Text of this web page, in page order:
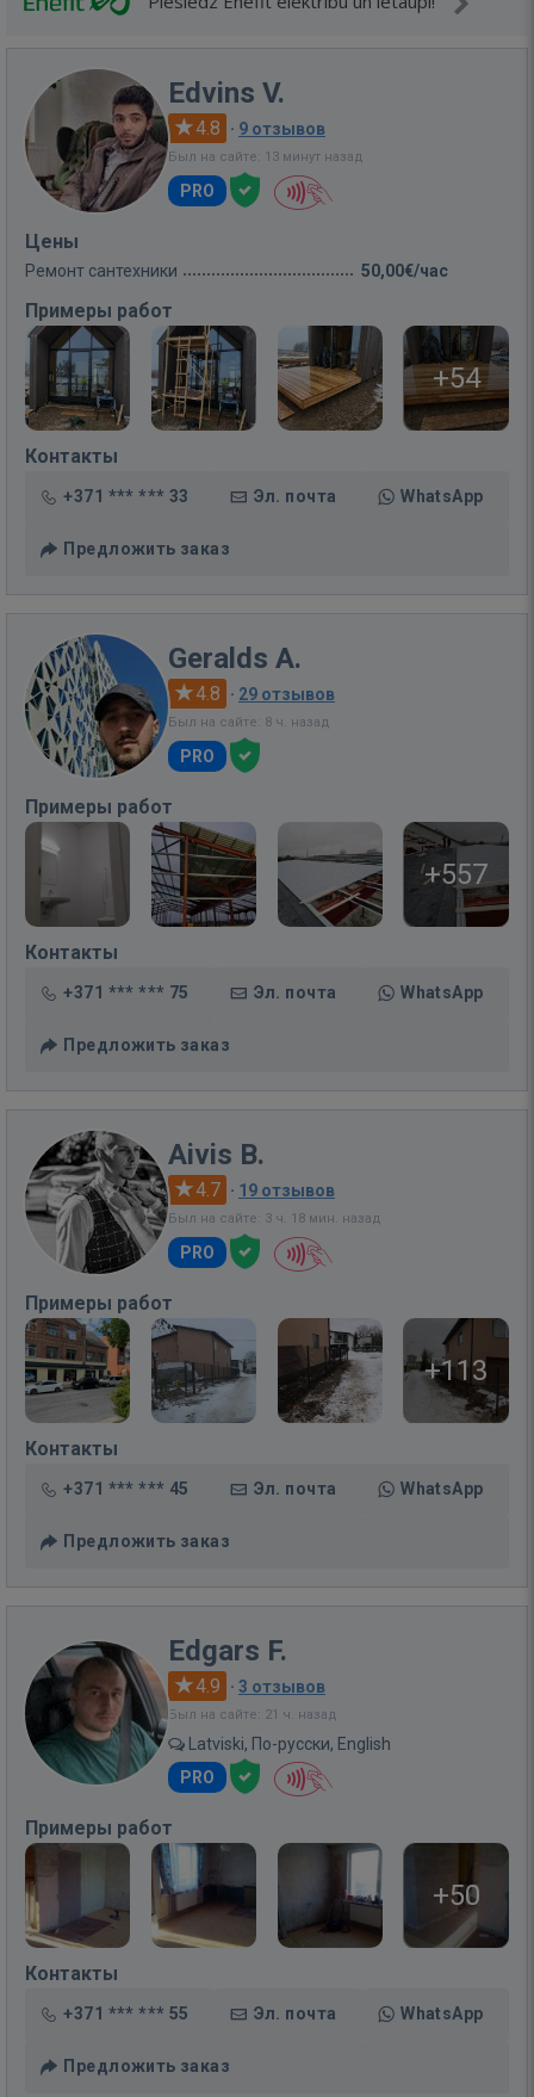
Edvins V.
4.8 · 9 отзывов
Был на сайте: 13 минут назад
PRO
Цены
Ремонт сантехники 50,00€/час
Примеры работ
+54
Контакты
+371 *** *** 33 Эл. почта WhatsApp
Предложить заказ
Geralds A.
4.8 · 29 отзывов
Был на сайте: 8 ч. назад
PRO
Примеры работ
+557
Контакты
+371 *** *** 75 Эл. почта WhatsApp
Предложить заказ
Aivis B.
4.7 · 19 отзывов
Был на сайте: 3 ч. 18 мин. назад
PRO
Примеры работ
+113
Контакты
+371 *** *** 45 Эл. почта WhatsApp
Предложить заказ
Edgars F.
4.9 · 3 отзывов
Был на сайте: 21 ч. назад
Latviski, По-русски, English
PRO
Примеры работ
+50
Контакты
+371 *** *** 55 Эл. почта WhatsApp
Предложить заказ